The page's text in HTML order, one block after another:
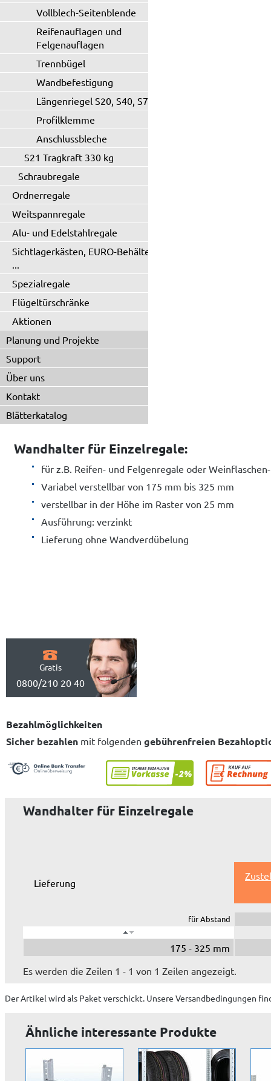
Vollblech-Seitenblende
Reifenauflagen und
Felgenauflagen
Trennbügel
Wandbefestigung
Längenriegel S20, S40, S71
Profilklemme
Anschlussbleche
S21 Tragkraft 330 kg
Schraubregale
Ordnerregale
Weitspannregale
Alu- und Edelstahlregale
Sichtlagerkästen, EURO-Behälter
...
Spezialregale
Flügeltürschränke
Aktionen
Planung und Projekte
Support
Über uns
Kontakt
Blätterkatalog
Wandhalter für Einzelregale:
für z.B. Reifen- und Felgenregale oder
Variabel verstellbar von 175 mm bis 325 mm
verstellbar in der Höhe im Raster von 25 mm
Ausführung: verzinkt
Lieferung ohne Wandverdübelung
Gratis
0800/210 20 40
Bezahlmöglichkeiten
Sicher bezahlen mit folgenden gebührenfreien
Wandhalter für Einzelregale
Lieferung
für Abstand
175 - 325 mm
Es werden die Zeilen 1 - 1 von 1 Zeilen angezeigt.
Der Artikel wirdals Paket verschickt. Unsere Versandbedingungen
Ähnliche interessante Produkte